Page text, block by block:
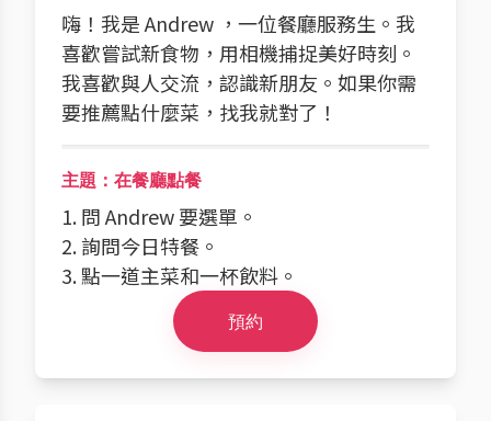
嗨！我是 Andrew ，一位餐廳服務生。我
喜歡嘗試新食物，用相機捕捉美好時刻。
我喜歡與人交流，認識新朋友。如果你需
要推薦點什麼菜，找我就對了！
主題：在餐廳點餐
1. 問 Andrew 要選單。
2. 詢問今日特餐。
3. 點一道主菜和一杯飲料。
預約